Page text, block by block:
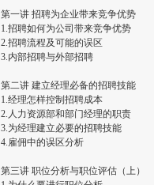
第一讲 招聘为企业带来竞争优势
1.招聘如何为公司带来竞争优势
2.招聘流程及可能的误区
3.内部招聘与外部招聘
第二讲 建立经理必备的招聘技能
1.经理怎样控制招聘成本
2.人力资源部和部门经理的职责
3.为经理建立必要的招聘技能
4.雇佣中的误区分析
第三讲 职位分析与职位评估（上）